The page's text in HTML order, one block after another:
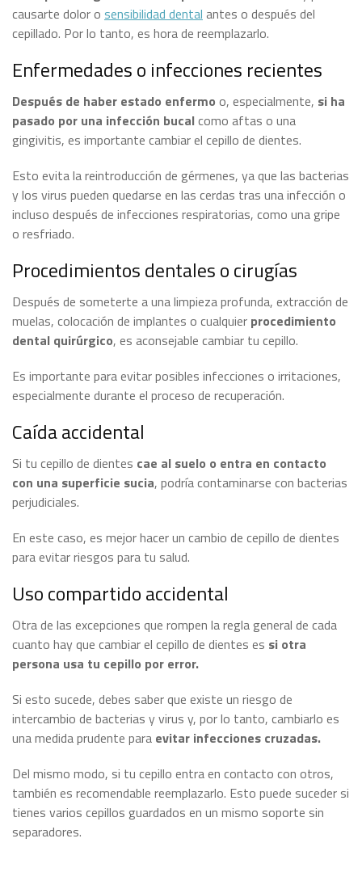
causarte dolor o sensibilidad dental antes o después del
cepillado. Por lo tanto, es hora de reemplazarlo.
Enfermedades o infecciones recientes
Después de haber estado enfermo o, especialmente, si ha
pasado por una infección bucalcomo aftas o una
gingivitis, es importante cambiar el cepillo de dientes.
Esto evita la reintroducción de gérmenes, ya que las bacterias
y los virus pueden quedarse en las cerdas tras una infección o
incluso después de infecciones respiratorias, como una gripe
o resfriado.
Procedimientos dentales o cirugías
Después de someterte a una limpieza profunda, extracción de
muelas, colocación de implantes o cualquier procedimiento
dental quirúrgico, es aconsejable cambiar tu cepillo.
Es importante para evitar posibles infecciones o irritaciones,
especialmente durante el proceso de recuperación.
Caída accidental
Si tu cepillo de dientes cae al suelo o entra en contacto
con una superficie sucia, podría contaminarse con bacterias
perjudiciales.
En este caso, es mejor hacer un cambio de cepillo de dientes
para evitar riesgos para tu salud.
Uso compartido accidental
Otra de las excepciones que rompen la regla general de cada
cuanto hay que cambiar el cepillo de dientes es si otra
persona usa tu cepillo por error.
Si esto sucede, debes saber que existe un riesgo de
intercambio de bacterias y virus y, por lo tanto, cambiarlo es
una medida prudente para evitar infecciones cruzadas.
Del mismo modo, si tu cepillo entra en contacto con otros,
también es recomendable reemplazarlo. Esto puede suceder si
tienes varios cepillos guardados en un mismo soporte sin
separadores.